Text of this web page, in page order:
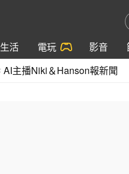
生活 電玩 影音
AI主播Niki＆Hanson報新聞